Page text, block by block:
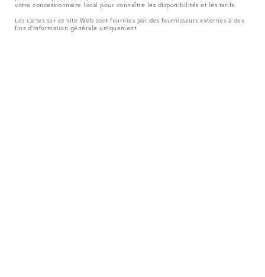
votre concessionnaire local pour connaître les disponibilités et les tarifs.
Les cartes sur ce site Web sont fournies par des fournisseurs externes à des
fins d’information générale uniquement.